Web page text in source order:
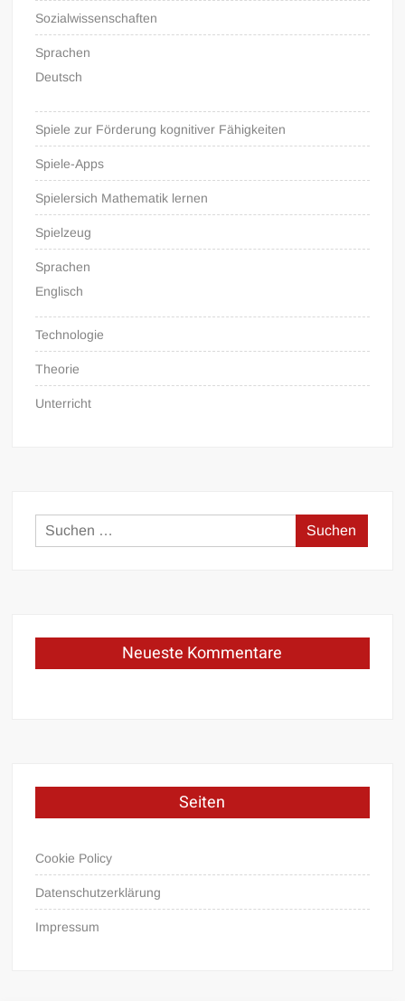
Sozialwissenschaften
Sprachen
Deutsch
Spiele zur Förderung kognitiver Fähigkeiten
Spiele-Apps
Spielersich Mathematik lernen
Spielzeug
Sprachen
Englisch
Technologie
Theorie
Unterricht
Suchen
nach:
Neueste Kommentare
Seiten
Cookie Policy
Datenschutzerklärung
Impressum